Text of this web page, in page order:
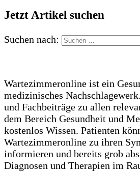
Jetzt Artikel suchen
Suchen nach:
Wartezimmeronline ist ein
medizinisches
und Fachbeiträge zu allen
dem Bereich Gesundheit und
kostenlos Wissen. Patienten
Wartezimmeronline zu ihren
informieren und bereits grob
Diagnosen und Therapien im